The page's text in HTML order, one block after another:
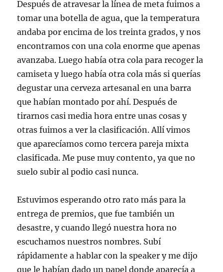
Después de atravesar la línea de meta fuimos a
tomar una botella de agua, que la temperatura
andaba por encima de los treinta grados, y nos
encontramos con una cola enorme que apenas
avanzaba. Luego había otra cola para recoger la
camiseta y luego había otra cola más si querías
degustar una cerveza artesanal en una barra
que habían montado por ahí. Después de
tirarnos casi media hora entre unas cosas y
otras fuimos a ver la clasificación. Allí vimos
que aparecíamos como tercera pareja mixta
clasificada. Me puse muy contento, ya que no
suelo subir al podio casi nunca.
Estuvimos esperando otro rato más para la
entrega de premios, que fue también un
desastre, y cuando llegó nuestra hora no
escuchamos nuestros nombres. Subí
rápidamente a hablar con la speaker y me dijo
que le habían dado un papel donde aparecía a